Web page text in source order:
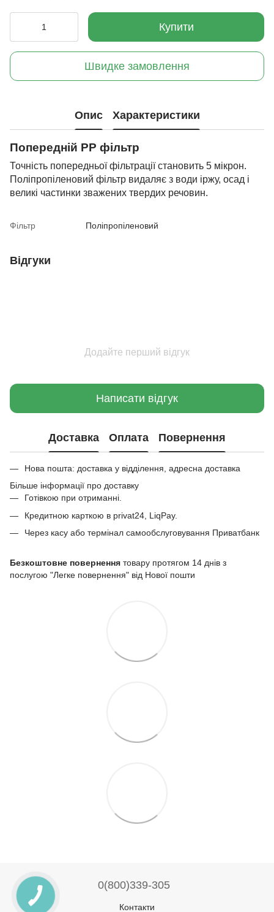
Купити
Швидке замовлення
Опис Характеристики
Попередній PP фільтр
Точність попередньої фільтрації становить 5 мікрон.
Поліпропіленовий фільтр видаляє з води іржу, осад і
великі частинки зважених твердих речовин.
Фільтр Поліпропіленовий
Відгуки
Додайте перший відгук
Написати відгук
Доставка Оплата Повернення
Нова пошта: доставка у відділення, адресна доставка
Більше інформації про доставку
Готівкою при отриманні.
Кредитною карткою в privat24, LiqPay.
Через касу або термінал самообслуговування Приватбанк
Безкоштовне повернення товару протягом 14 днів з
послугою "Легке повернення" від Нової пошти
0(800)339-305
Контакти